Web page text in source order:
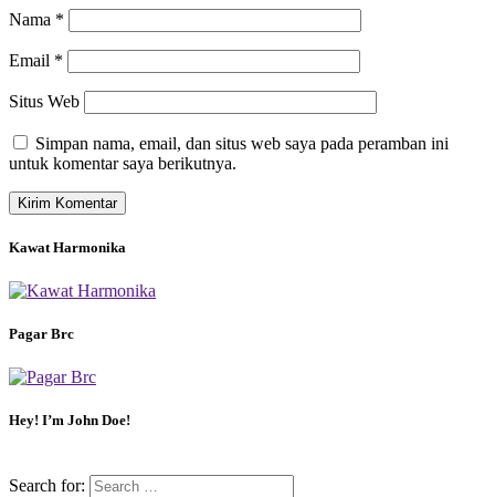
Nama *
Email *
Situs Web
Simpan nama, email, dan situs web saya pada peramban ini
untuk komentar saya berikutnya.
Kawat Harmonika
Pagar Brc
Hey! I’m John Doe!
Search for: